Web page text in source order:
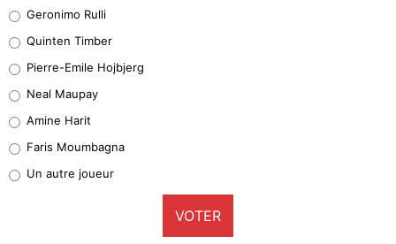
32%
5%
1%
9%
Geronimo Rulli
Quinten Timber
Pierre-Emile Hojbjerg
Neal Maupay
Amine Harit
Faris Moumbagna
Un autre joueur
VOTER